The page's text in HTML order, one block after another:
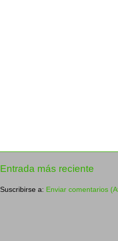
Entrada más reciente
Suscribirse a: Enviar comentarios